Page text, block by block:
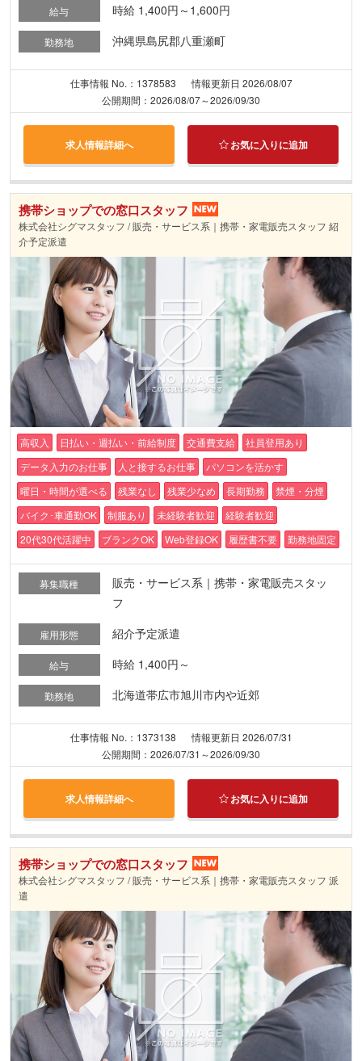
給与 時給 1,400円～1,600円
勤務地 沖縄県島尻郡八重瀬町
仕事情報 No.：1378583
情報更新日 2026/08/07
公開期間：2026/08/07～2026/09/30
求人情報詳細へ お気に入りに追加
携帯ショップでの窓口スタッフ
株式会社シグマスタッフ / 販売・サービス系｜携帯・家電販売スタッフ 紹
介予定派遣
高収入 日払い・週払い・前給制度 交通費支給
社員登用あり
データ入力のお仕事
人と接するお仕事
パソコンを活かす
曜日・時間が選べる
残業なし 残業少なめ 長期勤務
禁煙・分煙
バイク･車通勤OK
制服あり 未経験者歓迎
経験者歓迎
20代30代活躍中
ブランクOK Web登録OK 履歴書不要 勤務地固定
募集職種
販売・サービス系｜携帯・家電販売スタッ
フ
雇用形態 紹介予定派遣
給与 時給 1,400円～
勤務地 北海道帯広市旭川市内や近郊
仕事情報 No.：1373138
情報更新日 2026/07/31
公開期間：2026/07/31～2026/09/30
求人情報詳細へ お気に入りに追加
携帯ショップでの窓口スタッフ
株式会社シグマスタッフ / 販売・サービス系｜携帯・家電販売スタッフ 派
遣